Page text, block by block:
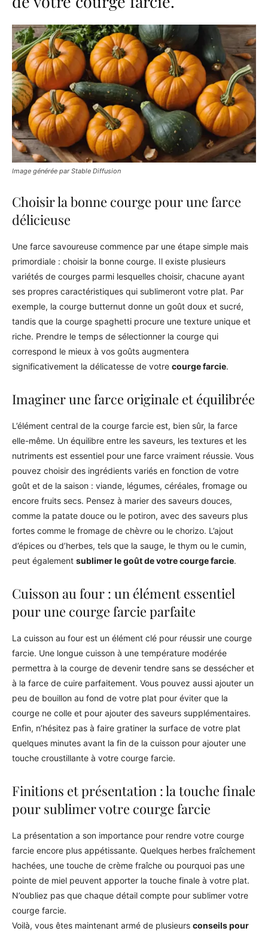
Image générée par Stable Diffusion
Choisir la bonne courge pour une farce
délicieuse
Une farce savoureuse commence par une étape simple mais
primordiale : choisir la bonne courge. Il existe plusieurs
variétés de courges parmi lesquelles choisir, chacune ayant
ses propres caractéristiques qui sublimeront votre plat. Par
exemple, la courge butternut donne un goût doux et sucré,
tandis que la courge spaghetti procure une texture unique et
riche. Prendre le temps de sélectionner la courge qui
correspond le mieux à vos goûts augmentera
significativement la délicatesse de votre courge farcie.
Imaginer une farce originale et équilibrée
L’élément central de la courge farcie est, bien sûr, la farce
elle-même. Un équilibre entre les saveurs, les textures et les
nutriments est essentiel pour une farce vraiment réussie. Vous
pouvez choisir des ingrédients variés en fonction de votre
goût et de la saison : viande, légumes, céréales, fromage ou
encore fruits secs. Pensez à marier des saveurs douces,
comme la patate douce ou le potiron, avec des saveurs plus
fortes comme le fromage de chèvre ou le chorizo. L’ajout
d’épices ou d’herbes, tels que la sauge, le thym ou le cumin,
peut également sublimer le goût de votre courge farcie.
Cuisson au four : un élément essentiel
pour une courge farcie parfaite
La cuisson au four est un élément clé pour réussir une courge
farcie. Une longue cuisson à une température modérée
permettra à la courge de devenir tendre sans se dessécher et
à la farce de cuire parfaitement. Vous pouvez aussi ajouter un
peu de bouillon au fond de votre plat pour éviter que la
courge ne colle et pour ajouter des saveurs supplémentaires.
Enfin, n’hésitez pas à faire gratiner la surface de votre plat
quelques minutes avant la fin de la cuisson pour ajouter une
touche croustillante à votre courge farcie.
Finitions et présentation : la touche finale
pour sublimer votre courge farcie
La présentation a son importance pour rendre votre courge
farcie encore plus appétissante. Quelques herbes fraîchement
hachées, une touche de crème fraîche ou pourquoi pas une
pointe de miel peuvent apporter la touche finale à votre plat.
N’oubliez pas que chaque détail compte pour sublimer votre
courge farcie.
Voilà, vous êtes maintenant armé de plusieurs conseils pour